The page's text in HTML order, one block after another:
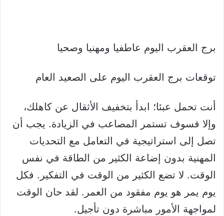
برج العقرب اليوم عاطفيا ومهنيا وصحيا
توقعات برج العقرب اليوم على الصعيد العام
أنت تحمل عبئا؛ ابدأ بتخفيف الأثقال عن كاهلك،
وإلا فسوف تستمر المصاعب في الزيادة. يجب أن
تصل إلى استراتيجية في التعامل مع التحديات
المهنية بدون إضاعة الكثير من الطاقة في نفس
الوقت. لا تضع الكثير من الوقت في التفكير. فكل
يوم يمر هو يوم مفقود من العمر. لقد حان الوقت
لمواجهة الأمور مباشرة دون تأجيل.